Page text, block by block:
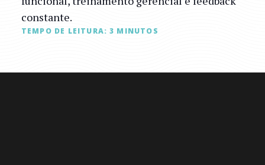
constante.
TEMPO DE LEITURA: 3 MINUTOS